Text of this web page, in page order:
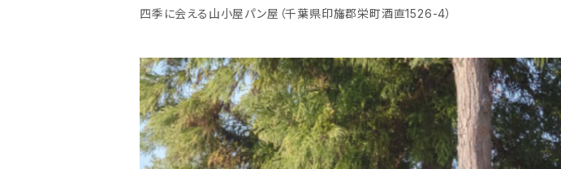
四季に会える山小屋パン屋（千葉県印旛郡栄町酒直1526-4）